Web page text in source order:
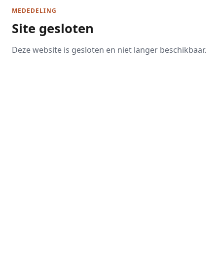
MEDEDELING
Site gesloten
Deze website is gesloten en niet langer beschikbaar.